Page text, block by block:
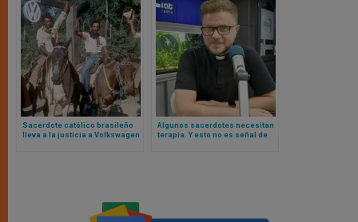
Sacerdote católico brasileño
lleva a la justicia a Volkswagen
Algunos sacerdotes necesitan
terapia. Y esto no es señal de